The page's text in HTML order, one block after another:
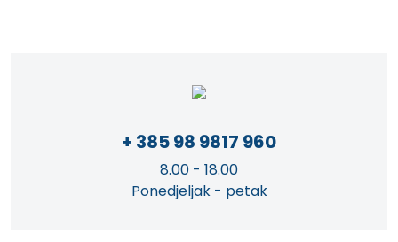
+ 385 98 9817 960
8.00 - 18.00
Ponedjeljak - petak